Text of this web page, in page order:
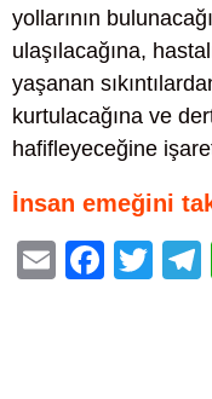
yollarının
ulaşılacağına,
yaşanan
kurtulacağına ve
hafifleyeceğine
İnsan emeğini
E
F
T